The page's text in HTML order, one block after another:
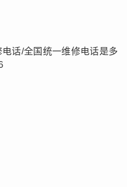
话/全国统一维修电话是多